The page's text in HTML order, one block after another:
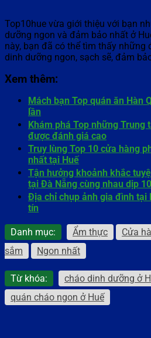
Top10hue vừa giới thiệu với bạn
dưỡng ngon và đảm bảo nhất ở
này, bạn đã có thể tìm thấy
dinh dưỡng ngon, sạch sẽ, đảm
Xem thêm:
Mách bạn Top quán ăn Hàn
lần
Khám phá Top những Trung
được đánh giá cao
Truy lùng Top 10 cửa hàng
nhất tại Huế
Tận hưởng khoảnh khắc
tại Đà Nẵng cùng nhau dịp
Địa chỉ chụp ảnh gia đình tại
tín
Danh mục: Ẩm thực Cửa
sắm
Ngon nhất
Từ khóa: cháo dinh dưỡng ở
quán cháo ngon ở Huế